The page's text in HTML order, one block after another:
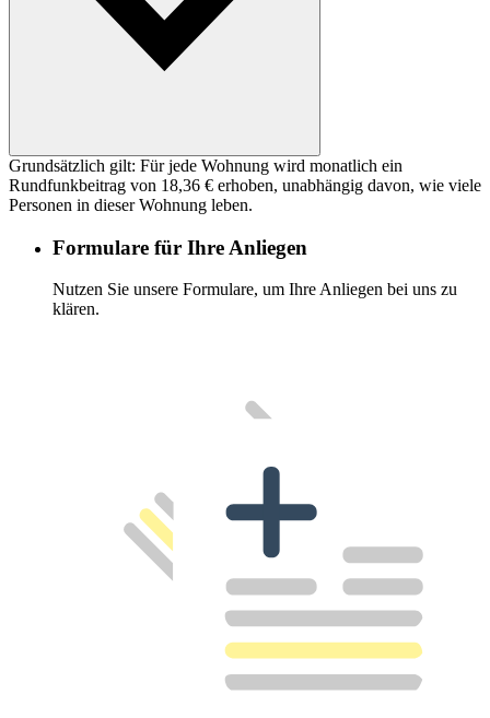
Grundsätzlich gilt: Für jede Wohnung wird monatlich ein
Rundfunkbeitrag von 18,36 € erhoben, unabhängig davon, wie viele
Personen in dieser Wohnung leben.
Formulare für Ihre Anliegen
Nutzen Sie unsere Formulare, um Ihre Anliegen bei uns zu
klären.